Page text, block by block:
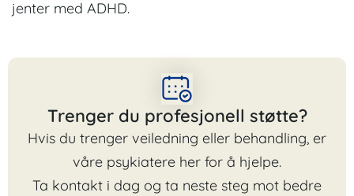
jenter med ADHD.
Trenger du profesjonell støtte?
Hvis du trenger veiledning eller behandling, er
våre psykiatere her for å hjelpe.
Ta kontakt i dag og ta neste steg mot bedre